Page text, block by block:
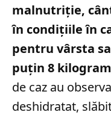
malnutriție,
în condițiile în
pentru vârsta
puțin 8
de caz au
deshidratat,